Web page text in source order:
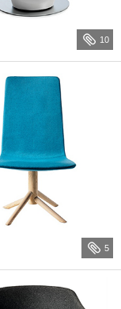
10
5